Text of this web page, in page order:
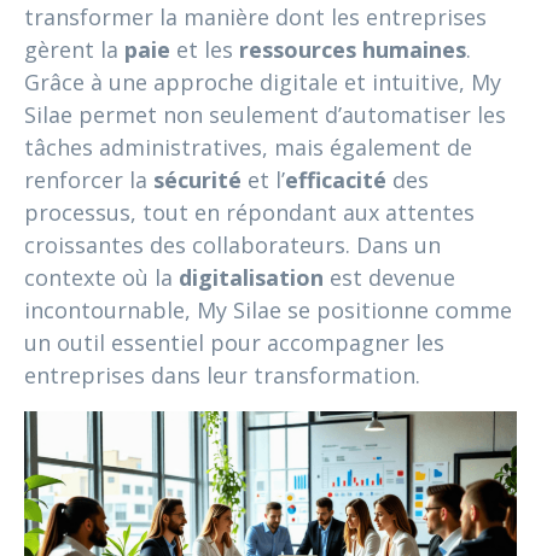
transformer la manière dont les entreprises
gèrent la paie et les ressources humaines.
Grâce à une approche digitale et intuitive, My
Silae permet non seulement d’automatiser les
tâches administratives, mais également de
renforcer la sécurité et l’efficacité des
processus, tout en répondant aux attentes
croissantes des collaborateurs. Dans un
contexte où la digitalisation est devenue
incontournable, My Silae se positionne comme
un outil essentiel pour accompagner les
entreprises dans leur transformation.